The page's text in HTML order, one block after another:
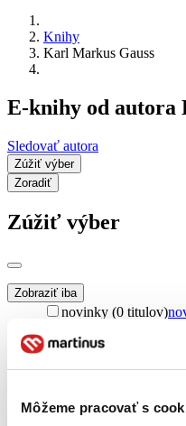
Môžeme pracovať s
Knihy
Karl Markus Gauss
E-knihy od autora
Sledovať autora
Zúžiť výber
Zoradiť
Zúžiť výber
Zobraziť iba
novinky (0 titulov)
predpredaj (0 titulov)
pripravujeme (0